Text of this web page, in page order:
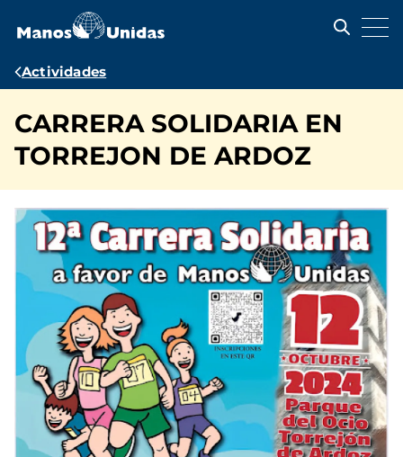
contenido
Ruta
navegación
Actividades
CARRERA SOLIDARIA EN
TORREJON DE ARDOZ